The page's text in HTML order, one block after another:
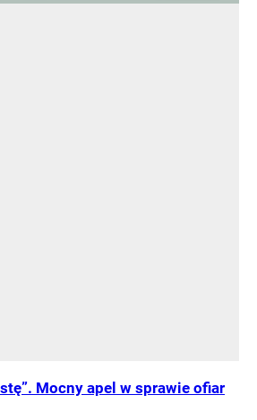
Mocny apel w sprawie ofiar